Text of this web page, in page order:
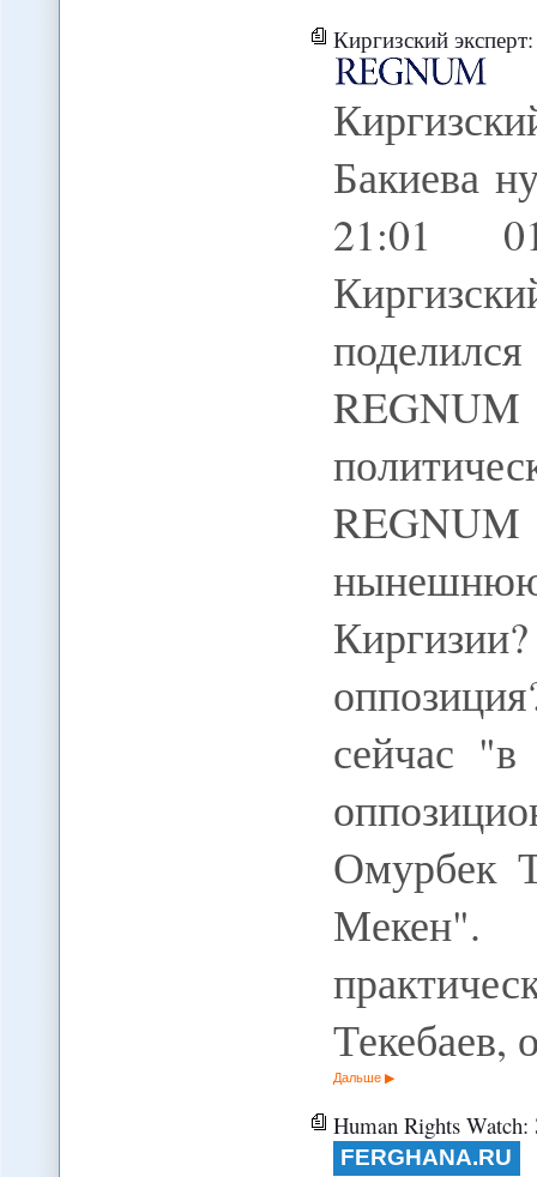
Киргизский
Бакиева
21:01
REGNUM
сейчас
Омурбек
Мекен".
Дальше
Human Rights Watch: За
FERGHANA.RU